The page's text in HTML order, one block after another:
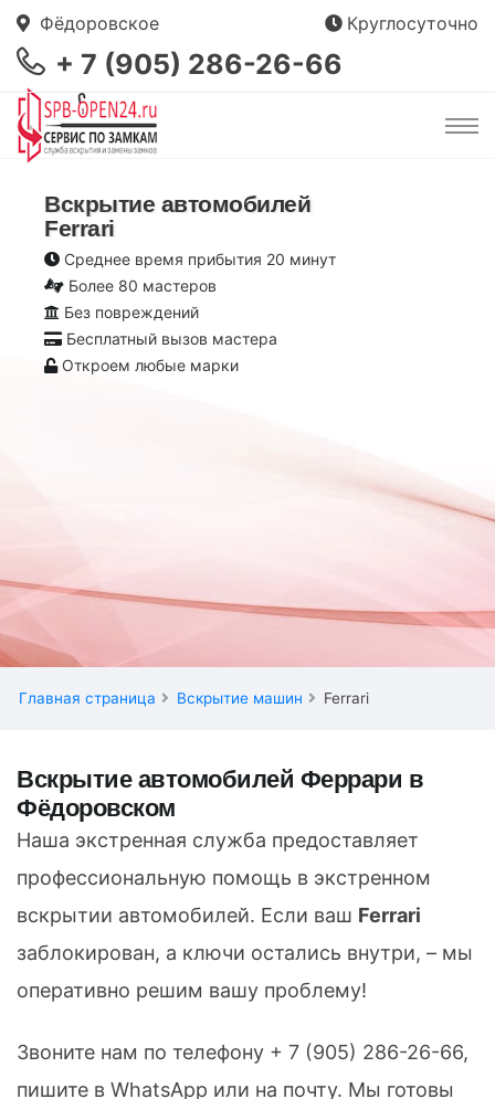
Фёдоровское Круглосуточно
+ 7 (905) 286-26-66
Вскрытие автомобилей
Ferrari
Среднее время прибытия 20 минут
Более 80 мастеров
Без повреждений
Бесплатный вызов мастера
Откроем любые марки
Главная страница Вскрытие машин Ferrari
Вскрытие автомобилей Феррари в
Фёдоровском
Наша экстренная служба предоставляет
профессиональную помощь в экстренном
вскрытии автомобилей. Если ваш Ferrari
заблокирован, а ключи остались внутри, – мы
оперативно решим вашу проблему!
Звоните нам по телефону + 7 (905) 286-26-66,
пишите в WhatsApp или на почту. Мы готовы